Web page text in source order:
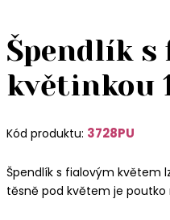
Špendlík
květinkou
Kód produktu: 3728PU
Špendlík s fialovým květem
těsně pod květem je poutko